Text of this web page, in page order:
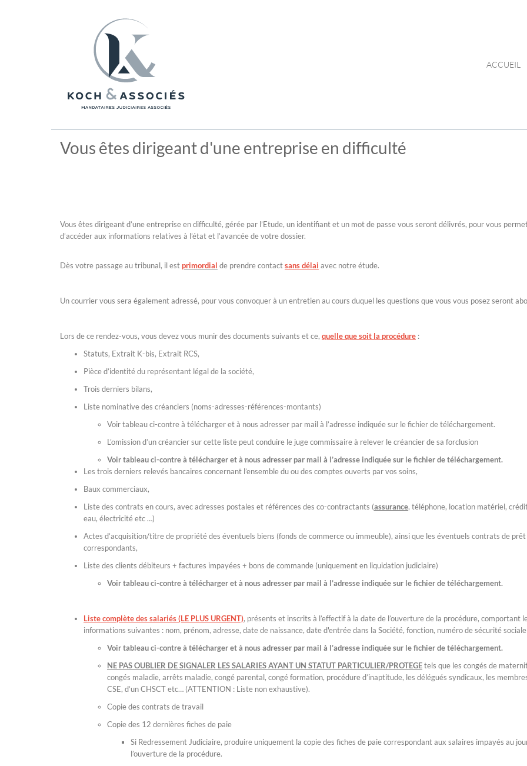
ACCUEIL
Vous êtes dirigeant d'une entreprise en difficulté
Vous êtes dirigeant d’une entreprise en difficulté, gérée par l’Etude, un identifiant et un mot de passe vous seront délivrés, pour vous
d’accéder aux informations relatives à l’état et l’avancée de votre dossier.
Dès votre passage au tribunal, il estprimordial de prendre contactsans délai avec notre étude.
Un courrier vous sera également adressé, pour vous convoquer à un entretien au cours duquel les questions que vous vous posez seront
Lors de ce rendez-vous, vous devez vous munir des documents suivants et ce, quelle que soit la procédure :
Statuts, Extrait K-bis, Extrait RCS,
Pièce d’identité du représentant légal de la société,
Trois derniers bilans,
Liste nominative des créanciers (noms-adresses-références-montants)
Voir tableau ci-contre à télécharger et à nous adresser par mail à l’adresse indiquée sur le fichier de téléchargement.
L’omission d’un créancier sur cette liste peut conduire le juge commissaire à relever le créancier de sa forclusion
Voir tableau ci-contre à télécharger et à nous adresser par mail à l’adresse indiquée sur le fichier de téléchargement.
Les trois derniers relevés bancaires concernant l’ensemble du ou des comptes ouverts par vos soins,
Baux commerciaux,
Liste des contrats en cours, avec adresses postales et références des co-contractants (assurance, téléphone, location matériel,
eau, électricité etc …)
Actes d’acquisition/titre de propriété des éventuels biens (fonds de commerce ou immeuble), ainsi que les éventuels contrats de prêt
correspondants,
Liste des clients débiteurs + factures impayées + bons de commande (uniquement en liquidation judiciaire)
Voir tableau ci-contre à télécharger et à nous adresser par mail à l’adresse indiquée sur le fichier de téléchargement.
Liste complète des salariés (LE PLUS URGENT), présents et inscrits à l’effectif à la date de l’ouverture de la procédure, comportant
informations suivantes : nom, prénom, adresse, date de naissance, date d'entrée dans la Société, fonction, numéro de sécurité
Voir tableau ci-contre à télécharger et à nous adresser par mail à l’adresse indiquée sur le fichier de téléchargement.
NE PAS OUBLIER DE SIGNALER LES SALARIES AYANT UN STATUT PARTICULIER/PROTEGEtels que les congés de
congés maladie, arrêts maladie, congé parental, congé formation, procédure d’inaptitude, les délégués syndicaux, les
CSE, d’un CHSCT etc… (ATTENTION : Liste non exhaustive).
Copie des contrats de travail
Copie des 12 dernières fiches de paie
Si Redressement Judiciaire, produire uniquement la copie des fiches de paie correspondant aux salaires impayés au
l’ouverture de la procédure.